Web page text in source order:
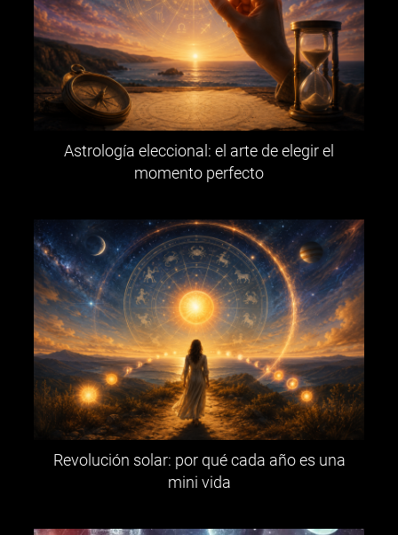
Astrología eleccional: el arte de elegir el
momento perfecto
Revolución solar: por qué cada año es una
mini vida